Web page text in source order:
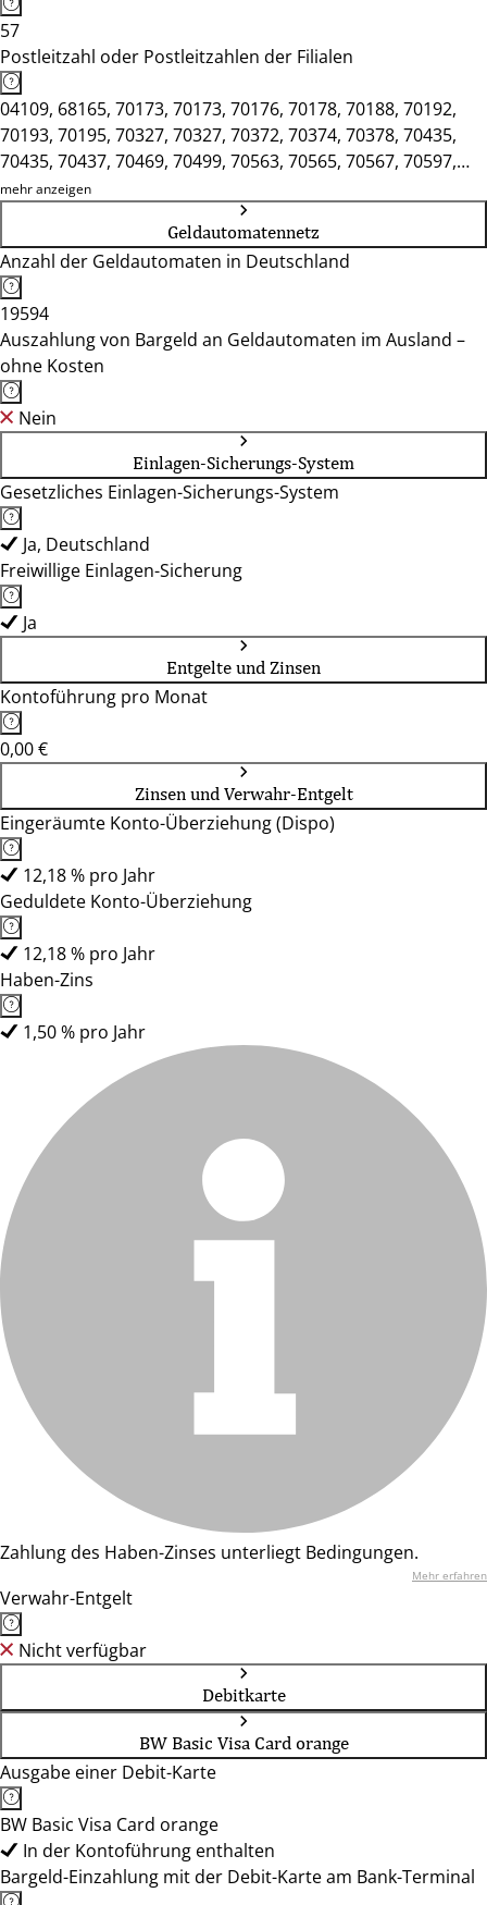
57
Postleitzahl oder Postleitzahlen der Filialen
04109, 68165, 70173, 70173, 70176, 70178, 70188, 70192,
70193, 70195, 70327, 70327, 70372, 70374, 70378, 70435,
70435, 70437, 70469, 70499, 70563, 70565, 70567, 70597,
70599, 70619, 70734, 70771, 70794, 70839, 71032, 71063,
71229, 71332, 71638, 72072, 72458, 72622, 72764, 72764,
73033, 73430, 73614, 73728, 74072, 74321, 74523, 75172,
76133, 76530, 78054, 78166, 78462, 79098, 79539, 88214,
89073
mehr anzeigen
Geldautomatennetz
Anzahl der Geldautomaten in Deutschland
19594
Auszahlung von Bargeld an Geldautomaten im Ausland –
ohne Kosten
Nein
Einlagen-Sicherungs-System
Gesetzliches Einlagen-Sicherungs-System
Ja, Deutschland
Freiwillige Einlagen-Sicherung
Ja
Entgelte und Zinsen
Kontoführung pro Monat
0,00 €
Zinsen und Verwahr-Entgelt
Eingeräumte Konto-Überziehung (Dispo)
12,18 % pro Jahr
Geduldete Konto-Überziehung
12,18 % pro Jahr
Haben-Zins
1,50 % pro Jahr
Zahlung des Haben-Zinses unterliegt Bedingungen.
Mehr erfahren
Verwahr-Entgelt
Nicht verfügbar
Debitkarte
BW Basic Visa Card orange
Ausgabe einer Debit-Karte
BW Basic Visa Card orange
In der Kontoführung enthalten
Bargeld-Einzahlung mit der Debit-Karte am Bank-Terminal